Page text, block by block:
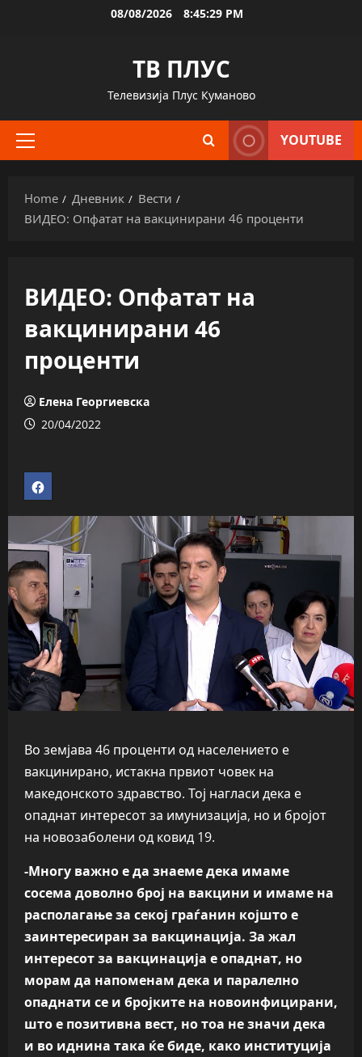
08/08/2026 8:45:30 PM
ТВ ПЛУС
Телевизија Плус Куманово
Primary
YOUTUBE
Home Дневник
Вести
ВИДЕО: Опфатат на вакцинирани 46 проценти
ВИДЕО: Опфатат на
вакцинирани 46
проценти
Елена Георгиевска
20/04/2022
Во земјава 46 проценти од населението е
вакцинирано, истакна првиот човек на
македонското здравство. Тој нагласи дека е
опаднат интересот за имунизација, но и бројот
на новозаболени од ковид 19.
-Многу важно е да знаеме дека имаме
сосема доволно број на вакцини и имаме на
располагање за секој граѓанин којшто е
заинтересиран за вакцинација. За жал
интересот за вакцинација е опаднат, но
морам да напоменам дека и паралелно
опаднати се и бројките на новоинфицирани,
што е позитивна вест, но тоа не значи дека
и во иднина така ќе биде, како институција